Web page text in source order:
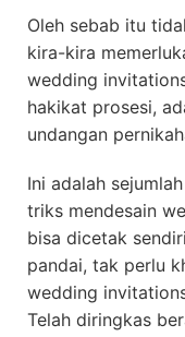
Oleh sebab itu
kira-kira
wedding
hakikat prosesi,
undangan
Ini adalah
triks mendesain
bisa dicetak
pandai, tak perlu
wedding
Telah diringkas